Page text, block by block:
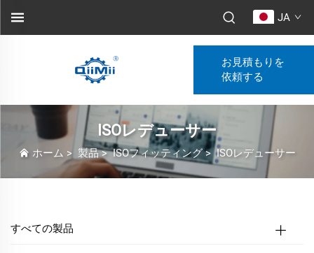
JA
お見積もりを
依頼する
ISOレデューサー
ホーム > 製品>ISOフィッティング>ISOレデューサー
すべての製品